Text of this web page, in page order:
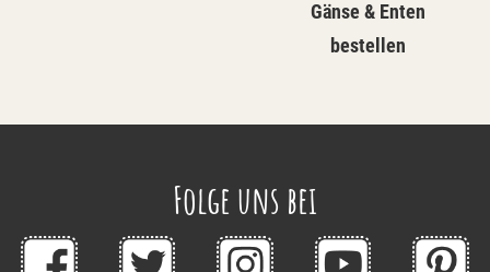
Gänse & Enten
bestellen
Folge uns bei